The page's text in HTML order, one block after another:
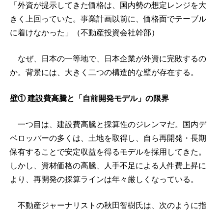
「外資が提示してきた価格は、国内勢の想定レンジを大
きく上回っていた。事業計画以前に、価格面でテーブル
に着けなかった」（不動産投資会社幹部）
なぜ、日本の一等地で、日本企業が外資に完敗するの
か。背景には、大きく二つの構造的な壁が存在する。
壁① 建設費高騰と「自前開発モデル」の限界
一つ目は、建設費高騰と採算性のジレンマだ。国内デ
ベロッパーの多くは、土地を取得し、自ら再開発・長期
保有することで安定収益を得るモデルを採用してきた。
しかし、資材価格の高騰、人手不足による人件費上昇に
より、再開発の採算ラインは年々厳しくなっている。
不動産ジャーナリストの秋田智樹氏は、次のように指